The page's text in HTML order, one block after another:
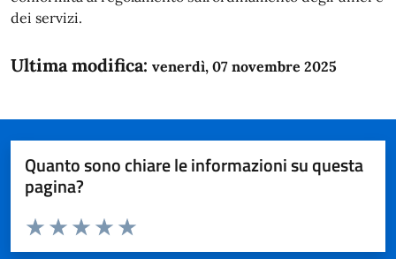
dei servizi.
Ultima modifica: venerdì, 07 novembre 2025
Quanto sono chiare le informazioni su questa
pagina?
Domanda
Valuta da 1 a 5 stelle la pagina
Valuta 5 stelle su 5
Valuta 4 stelle su 5
Valuta 3 stelle su 5
Valuta 2 stelle su 5
Valuta 1 stelle su 5